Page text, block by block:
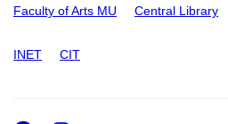
Faculty of Arts MU Central Library
INET CIT